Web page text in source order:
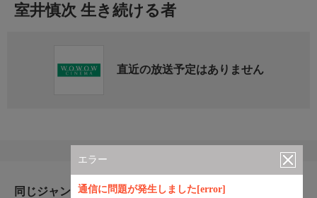
エラー
通信に問題が発生しました[error]
室井慎次 生き続ける者
直近の放送予定はありません
同じジャンルのおすすめ番組